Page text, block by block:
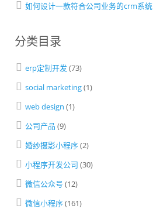
如何设计一款符合公司业务的crm系统
分类目录
erp定制开发 (73)
social marketing(1)
web design (1)
公司产品 (9)
婚纱摄影小程序(2)
小程序开发公司 (30)
微信公众号(12)
微信小程序(161)